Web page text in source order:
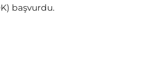
başvurdu.